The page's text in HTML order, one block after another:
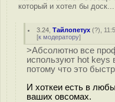
который и хотел бы доск...
3.24 ,Тайлопетух (?),
[к модератору]
>Абсолютно все
используют hot keys
потому что это
И хоткеи есть в
ваших овсомах.